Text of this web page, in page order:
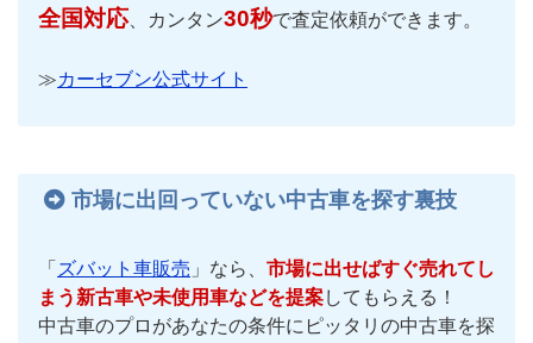
全国対応、カンタン30秒で査定依頼ができます。
≫カーセブン公式サイト
市場に出回っていない中古車を探す裏技
「 ズバット車販売 」なら、 市場に出せばすぐ売れてし
まう新古車や未使用車などを提案してもらえる！
中古車のプロがあなたの条件にピッタリの中古車を探